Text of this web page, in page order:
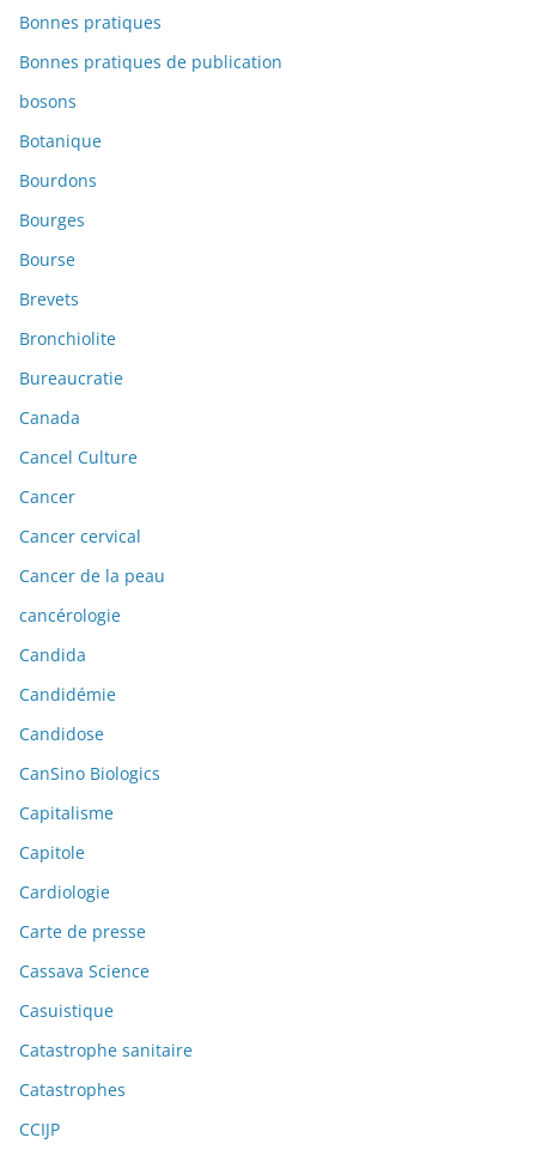
Bonnes pratiques
Bonnes pratiques de publication
bosons
Botanique
Bourdons
Bourges
Bourse
Brevets
Bronchiolite
Bureaucratie
Canada
Cancel Culture
Cancer
Cancer cervical
Cancer de la peau
cancérologie
Candida
Candidémie
Candidose
CanSino Biologics
Capitalisme
Capitole
Cardiologie
Carte de presse
Cassava Science
Casuistique
Catastrophe sanitaire
Catastrophes
CCIJP